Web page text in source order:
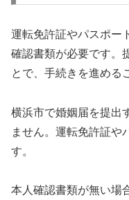
運転免許証やパスポー
確認書類が必要です。
とで、手続きを進める
横浜市で婚姻届を提出
ません。運転免許証や
す。
本人確認書類が無い場